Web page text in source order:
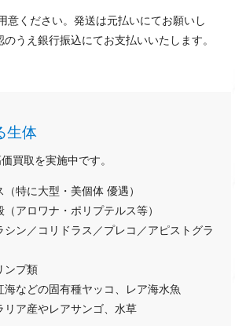
意ください。発送は元払いにてお願いし
うえ銀行振込にてお支払いいたします。
生体
買取を実施中です。
特に大型・美個体 優遇）
アロワナ・ポリプテルス等）
シン／コリドラス／プレコ／アピストグラ
ンプ類
海などの固有種ヤッコ、レア海水魚
リア産やレアサンゴ、水草